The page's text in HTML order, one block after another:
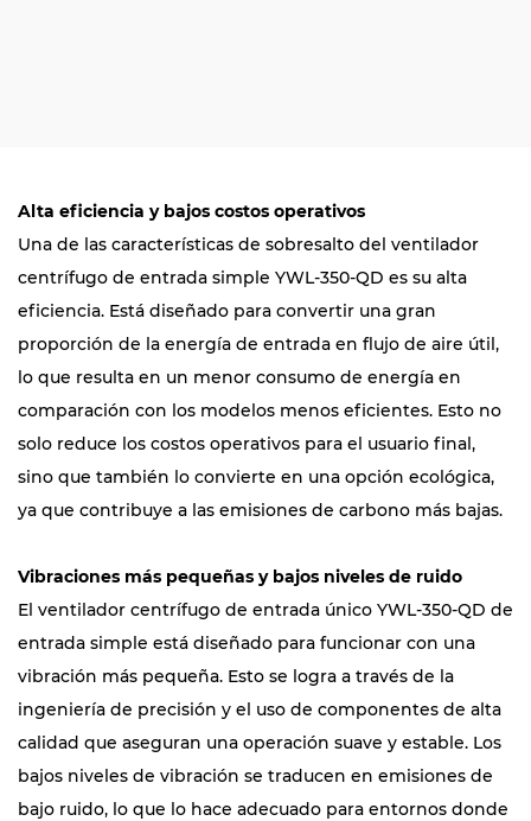
Alta eficiencia y bajos costos operativos
Una de las características de sobresalto del ventilador
centrífugo de entrada simple YWL-350-QD es su alta
eficiencia. Está diseñado para convertir una gran
proporción de la energía de entrada en flujo de aire útil,
lo que resulta en un menor consumo de energía en
comparación con los modelos menos eficientes. Esto no
solo reduce los costos operativos para el usuario final,
sino que también lo convierte en una opción ecológica,
ya que contribuye a las emisiones de carbono más bajas.
Vibraciones más pequeñas y bajos niveles de ruido
El ventilador centrífugo de entrada único YWL-350-QD de
entrada simple está diseñado para funcionar con una
vibración más pequeña. Esto se logra a través de la
ingeniería de precisión y el uso de componentes de alta
calidad que aseguran una operación suave y estable. Los
bajos niveles de vibración se traducen en emisiones de
bajo ruido, lo que lo hace adecuado para entornos donde